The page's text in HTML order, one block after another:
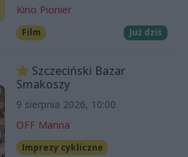
Kino Pionier
Film Już dziś
Szczeciński Bazar
Smakoszy
9 sierpnia 2026, 10:00
OFF Marina
Imprezy cykliczne